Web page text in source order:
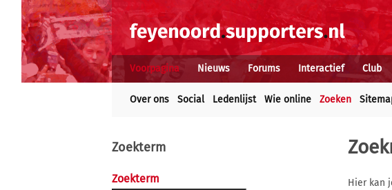
Voorpagina Nieuws Forums Interactief Club
Over ons Social Ledenlijst Wie online Zoeken
Zoekterm
Zoekterm
Hier kan